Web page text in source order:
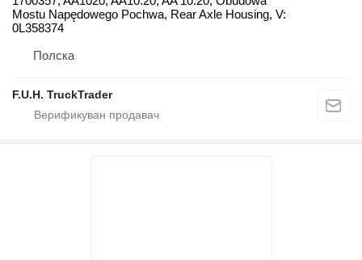
Mostu Napędowego Pochwa, Rear Axle Housing, V:
0L358374
Полска
F.U.H. TruckTrader